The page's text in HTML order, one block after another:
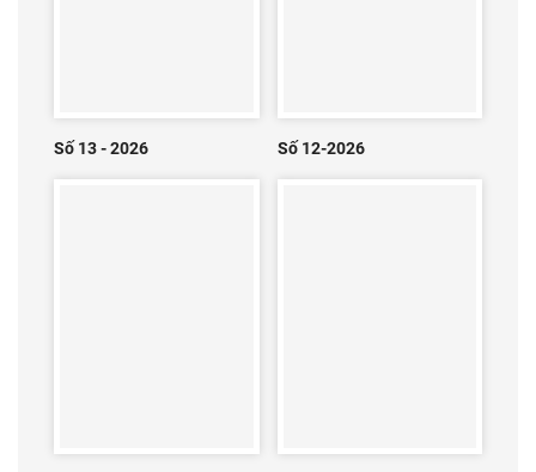
Số 13 - 2026 Số 12-2026